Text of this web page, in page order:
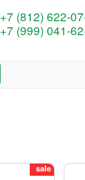
+7 (812) 622-
+7 (999) 041-
sale